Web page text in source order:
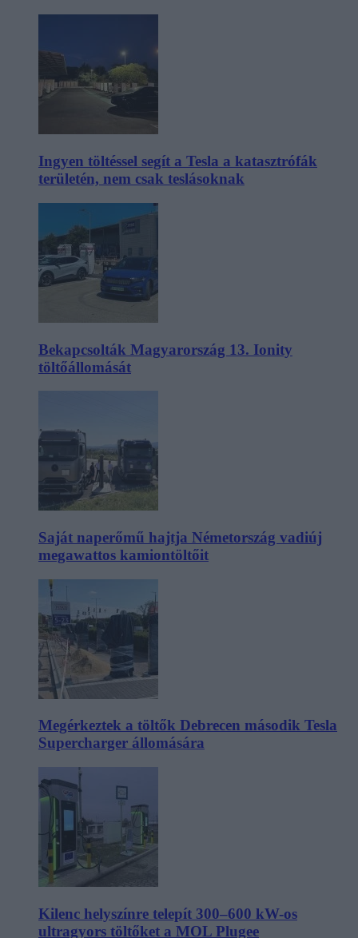
Ingyen töltéssel segít a Tesla a katasztrófák
területén, nem csak teslásoknak
Bekapcsolták Magyarország 13. Ionity
töltőállomását
Saját naperőmű hajtja Németország vadiúj
megawattos kamiontöltőit
Megérkeztek a töltők Debrecen második Tesla
Supercharger állomására
Kilenc helyszínre telepít 300–600 kW-os
ultragyors töltőket a MOL Plugee